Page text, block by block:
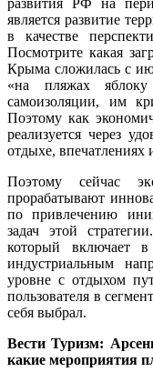
развития РФ на
является развитие
в качестве
Посмотрите какая
Крыма сложилась с
«на пляжах
самоизоляции, им
Поэтому как
реализуется через
отдыхе, впечатлениях
Поэтому сейчас
прорабатывают
по привлечению
задач этой
который включает
индустриальным
уровне с отдыхом
пользователя в
себя выбрал.
Вести Туризм:
какие мероприятия